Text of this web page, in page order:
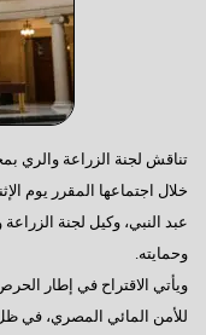
تناقش لجنة الزراعة والري
خلال اجتماعها المقرر يوم
عبد النبي، وكيل لجنة
وحمايته.
ويأتي الاقتراح في إطار
للأمن المائي المصري، في